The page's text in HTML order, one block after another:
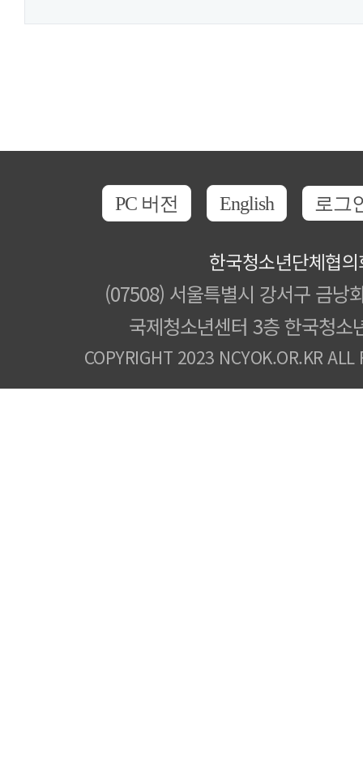
PC 버전 English 로그
한국청소년단체협
(07508) 서울특별시 강서구 금낭
국제청소년센터 3층 한국청소
COPYRIGHT 2023 NCYOK.OR.KR ALL